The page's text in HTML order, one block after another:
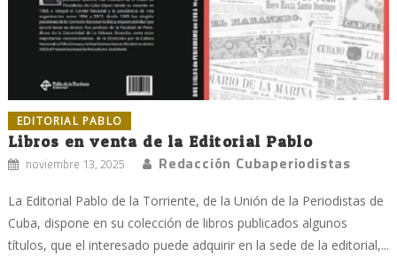
EDITORIAL PABLO
Libros en venta de la Editorial Pablo
noviembre 13, 2025 Redacción Cubaperiodistas
La Editorial Pablo de la Torriente, de la Unión de la Periodistas de
Cuba, dispone en su colección de libros publicados algunos
títulos, que el interesado puede adquirir en la sede de la editorial,...